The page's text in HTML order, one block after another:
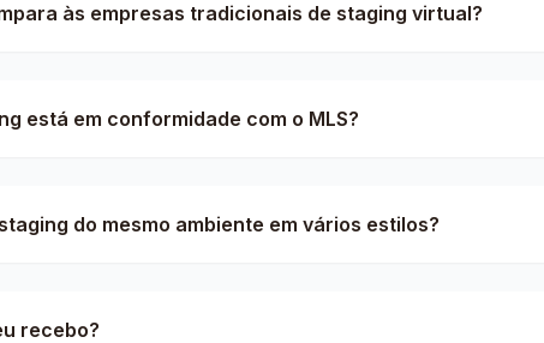
às empresas tradicionais de staging virtual?
está em conformidade com o MLS?
do mesmo ambiente em vários estilos?
recebo?